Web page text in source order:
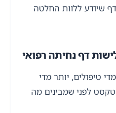
שיודע ללוות החלטה
דף נחיתה רפואי
טיפולים, יותר מדי
לפני שמבינים מה